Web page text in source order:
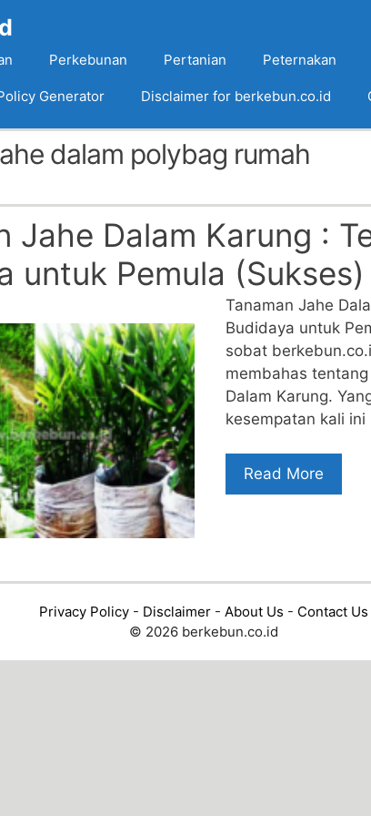
Perkebunan Pertanian Peternakan
Generator Disclaimer for berkebun.co.id
dalam polybag rumah
Jahe Dalam Karung :
untuk Pemula (Sukses)
Tanaman Jahe
Budidaya untuk
sobat
membahas
Dalam Karung.
kesempatan kali
Read More
Privacy Policy - Disclaimer - About Us - Contact Us
© 2026 berkebun.co.id